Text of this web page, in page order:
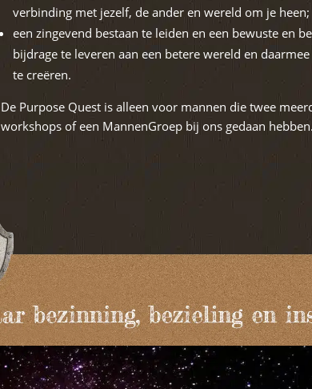
verbinding met jezelf, de ander en wereld om je heen;
een zingevend bestaan te leiden en een bewuste en
bijdrage te leveren aan een betere wereld en
te creëren.
De Purpose Quest is alleen voor mannen die twee
workshops of een MannenGroep bij ons gedaan hebben.